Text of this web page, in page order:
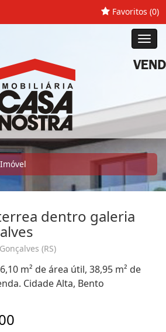
Favoritos (0)
dentro galeria
(RS)
m² de área útil, 38,95 m² de
Cidade Alta, Bento